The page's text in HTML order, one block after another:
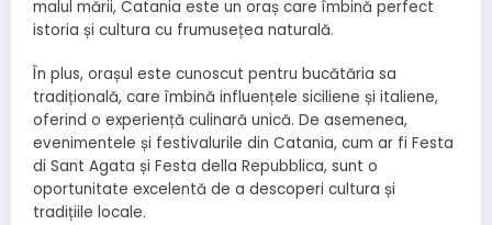
malul mării, Catania este un oraș care îmbină perfect
istoria și cultura cu frumusețea naturală.
În plus, orașul este cunoscut pentru bucătăria sa
tradițională, care îmbină influențele siciliene și italiene,
oferind o experiență culinară unică. De asemenea,
evenimentele și festivalurile din Catania, cum ar fi Festa
di Sant Agata și Festa della Repubblica, sunt o
oportunitate excelentă de a descoperi cultura și
tradițiile locale.